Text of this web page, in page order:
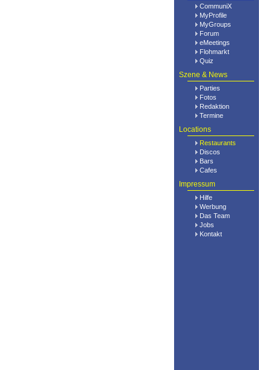
CommuniX
MyProfile
MyGroups
Forum
eMeetings
Flohmarkt
Quiz
Szene & News
Parties
Fotos
Redaktion
Termine
Locations
Restaurants
Discos
Bars
Cafes
Impressum
Hilfe
Werbung
Das Team
Jobs
Kontakt